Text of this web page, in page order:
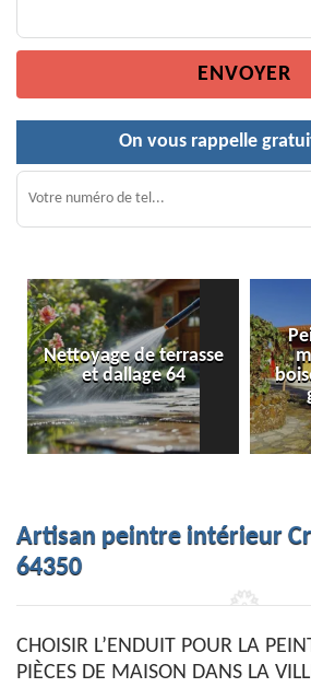
On vous rappelle
terrasse
64
Peinture façade,
muret, toiture,
boiserie, ferronerie,
gouttière 64
Artisan peintre intérieur
64350
CHOISIR L’ENDUIT POUR LA
PIÈCES DE MAISON DANS LA